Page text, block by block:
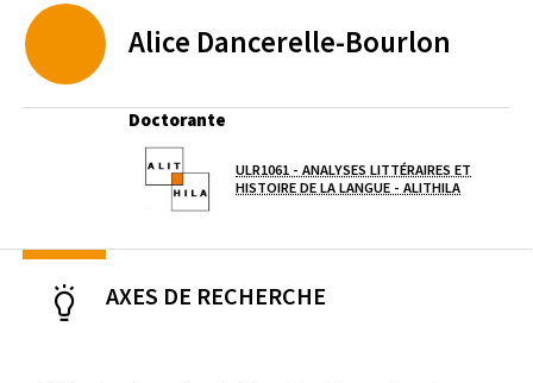
Alice Dancerelle-Bourlon
Doctorante
Laboratoire / équipe
ULR1061 - ANALYSES LITTÉRAIRES ET
HISTOIRE DE LA LANGUE - ALITHILA
AXES DE RECHERCHE